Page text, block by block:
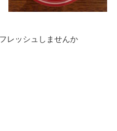
レッシュしませんか